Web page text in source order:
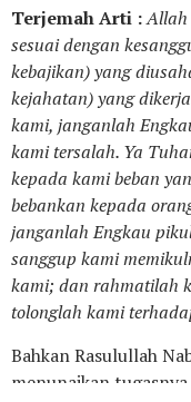
Terjemah Arti :Allah
sesuai dengan
kebajikan) yang
kejahatan) yang
kami, janganlah
kami tersalah. Ya
kepada kami beban
bebankan kepada
janganlah Engkau
sanggup kami
kami; dan rahmatilah
tolonglah kami
Bahkan Rasulullah
menunaikan